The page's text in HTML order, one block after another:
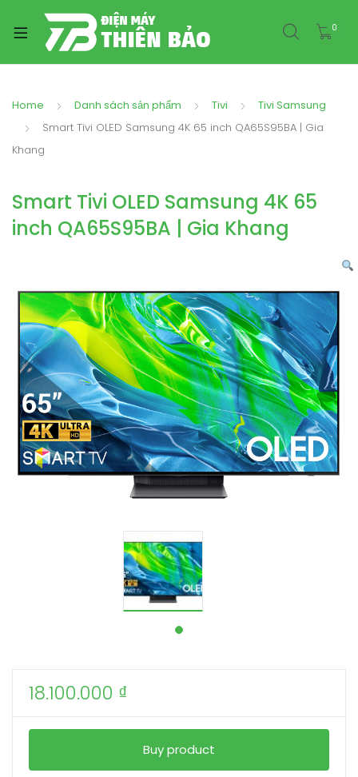
0
Home Danh sách sản phẩm Tivi
Tivi Samsung
Smart Tivi OLED Samsung 4K 65 inch QA65S95BA | Gia
Khang
Smart Tivi OLED Samsung 4K 65
inch QA65S95BA | Gia Khang
18.100.000 ₫
Buy product